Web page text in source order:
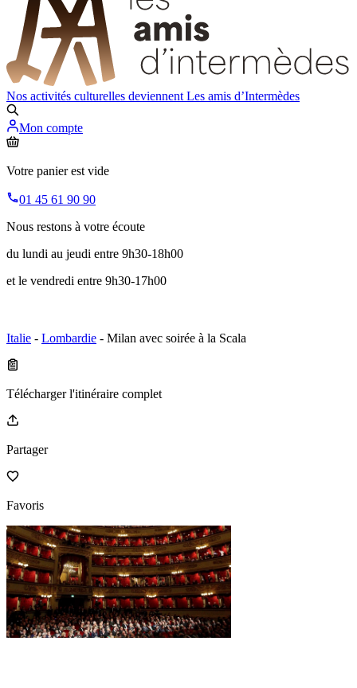
Nos activités culturelles deviennent Les amis d’Intermèdes
Mon compte
Votre panier est vide
01 45 61 90 90
Nous restons à votre écoute
du lundi au jeudi entre 9h30-18h00
et le vendredi entre 9h30-17h00
Italie - Lombardie - Milan avec soirée à la Scala
Télécharger l'itinéraire complet
Partager
Favoris